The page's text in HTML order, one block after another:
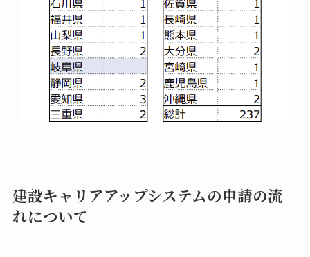
建設キャリアアップシステムの申請の流
れについて